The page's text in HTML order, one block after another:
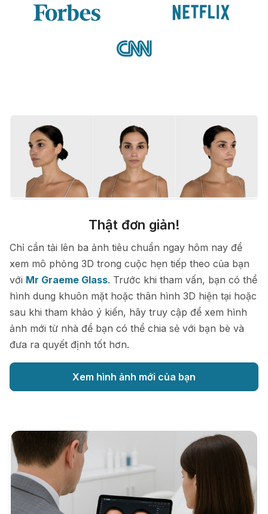
Thật đơn giản!
Chỉ cần tải lên ba ảnh tiêu chuẩn ngay hôm nay để
xem mô phỏng 3D trong cuộc hẹn tiếp theo của bạn
với Mr Graeme Glass. Trước khi tham vấn, bạn có thể
hình dung khuôn mặt hoặc thân hình 3D hiện tại hoặc
sau khi tham khảo ý kiến, hãy truy cập để xem hình
ảnh mới từ nhà để bạn có thể chia sẻ với bạn bè và
đưa ra quyết định tốt hơn.
Xem hình ảnh mới của bạn